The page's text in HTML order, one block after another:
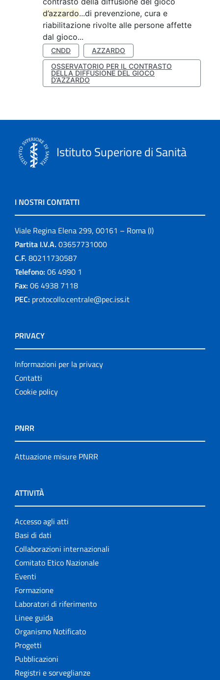
d’azzardo...di prevenzione, cura e
riabilitazione rivolte alle persone affette
dal gioco...
CNDD
AZZARDO
OSSERVATORIO PER IL CONTRASTO
DELLA DIFFUSIONE DEL GIOCO
D’AZZARDO
Istituto Superiore di Sanità
I NOSTRI CONTATTI
Viale Regina Elena 299, 00161 – Roma (I)
Partita I.V.A. 03657731000
C.F. 80211730587
Telefono: 06 4990 1
Fax: 06 4938 7118
PEC: protocollo.centrale@pec.iss.it
PRIVACY
Informazioni per la privacy
Contatti
Cookie policy
PNRR
Attuazione misure PNRR
ATTIVITÀ
Accesso agli atti
Basi di dati
Collaborazioni internazionali
Comitato Etico Nazionale
Eventi
Formazione
Laboratori di riferimento
Linee guida
Organismo Notificato
Progetti
Pubblicazioni
Registri e sorveglianze